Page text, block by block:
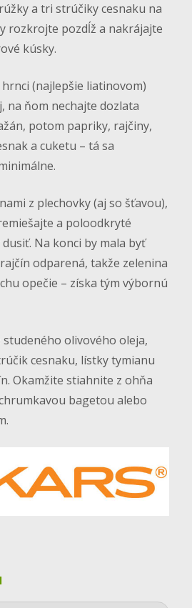
a tri strúčiky cesnaku na
rozkrojte pozdĺž a nakrájajte
kúsky.
(najlepšie liatinovom)
na ňom nechajte dozlata
potom papriky, rajčiny,
a cuketu – tá sa
z plechovky (aj so šťavou),
a poloodkryté
Na konci by mala byť
odparená, takže zelenina
opečie – získa tým výbornú
studeného olivového oleja,
cesnaku, lístky tymianu
Okamžite stiahnite z ohňa
bagetou alebo